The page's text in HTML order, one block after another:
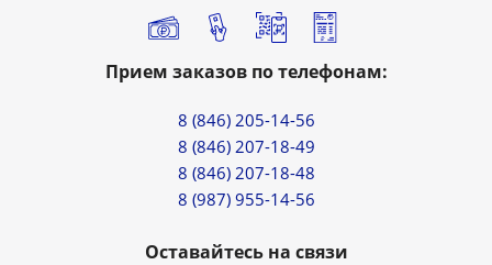
Прием заказов по телефонам:
8 (846) 205-14-56
8 (846) 207-18-49
8 (846) 207-18-48
8 (987) 955-14-56
Оставайтесь на связи